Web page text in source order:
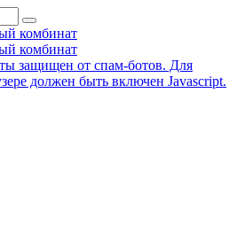
защищен от спам-ботов. Для
должен быть включен Javascript.